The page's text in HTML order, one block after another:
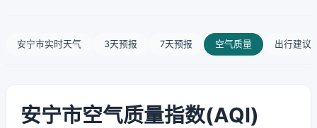
安宁市实时天气 3天预报 7天预报 空气质量 出行建议
安宁市空气质量指数(AQI)